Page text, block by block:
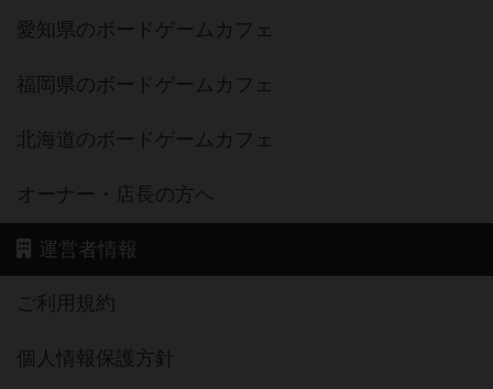
愛知県のボードゲームカフェ
福岡県のボードゲームカフェ
北海道のボードゲームカフェ
オーナー・店長の方へ
運営者情報
ご利用規約
個人情報保護方針